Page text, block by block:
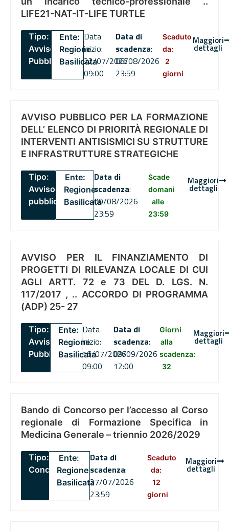
LIFE21-NAT-IT-LIFE TURTLE
Tipo:
Avviso
Pubblico
Ente:
Regione
Basilicata
Data
inizio:
22/07/2026
09:00
Data di
scadenza:
06/08/2026
23:59
Scaduto
da:
2
giorni
Maggiori
dettagli
AVVISO PUBBLICO PER LA FORMAZIONE
DELL’ ELENCO DI PRIORITÀ REGIONALE DI
INTERVENTI ANTISISMICI SU STRUTTURE
E INFRASTRUTTURE STRATEGICHE
Tipo:
Avviso
pubblico
Ente:
Regione
Basilicata
Data di
scadenza:
09/08/2026
23:59
Scade
domani
alle
23:59
Maggiori
dettagli
AVVISO PER IL FINANZIAMENTO DI
PROGETTI DI RILEVANZA LOCALE DI CUI
AGLI ARTT. 72 e 73 DEL D. LGS. N.
117/2017 , .. ACCORDO DI PROGRAMMA
(ADP) 25- 27
Tipo:
Avviso
Pubblico
Ente:
Regione
Basilicata
Data
inizio:
16/07/2026
09:00
Data di
scadenza:
09/09/2026
12:00
Giorni
alla
scadenza:
32
Maggiori
dettagli
Bando di Concorso per l’accesso al Corso
regionale di Formazione Specifica in
Medicina Generale – triennio 2026/2029
Tipo:
Concorsi
Ente:
Regione
Basilicata
Data di
scadenza:
27/07/2026
23:59
Scaduto
da:
12
giorni
Maggiori
dettagli